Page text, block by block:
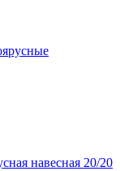
навесная 20/20